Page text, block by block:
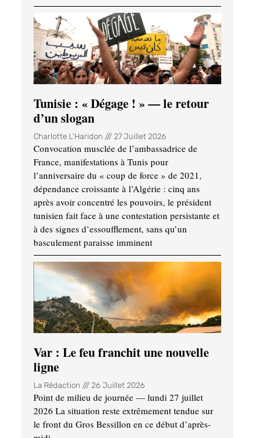
Tunisie : « Dégage ! » — le retour
d’un slogan
Charlotte L'Haridon 27 Juillet 2026
Convocation musclée de l’ambassadrice de
France, manifestations à Tunis pour
l’anniversaire du « coup de force » de 2021,
dépendance croissante à l’Algérie : cinq ans
après avoir concentré les pouvoirs, le président
tunisien fait face à une contestation persistante et
à des signes d’essoufflement, sans qu’un
basculement paraisse imminent
Var : Le feu franchit une nouvelle
ligne
La Rédaction 26 Juillet 2026
Point de milieu de journée — lundi 27 juillet
2026 La situation reste extrêmement tendue sur
le front du Gros Bessillon en ce début d’après-